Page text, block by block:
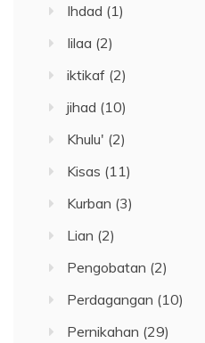
Ihdad (1)
Iilaa (2)
iktikaf (2)
jihad (10)
Khulu' (2)
Kisas (11)
Kurban (3)
Lian (2)
Pengobatan (2)
Perdagangan (10)
Pernikahan (29)